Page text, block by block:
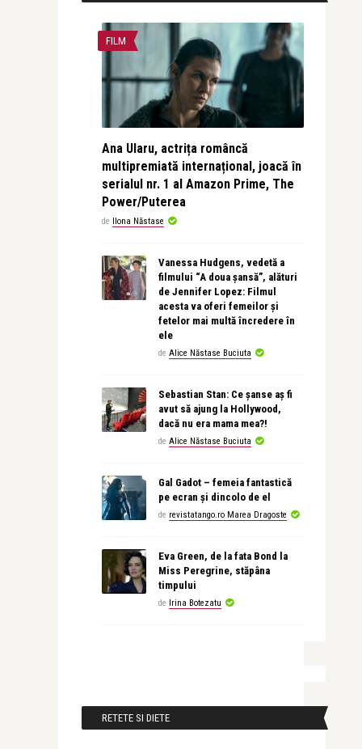
FILM
Ana Ularu, actrița româncă
multipremiată internațional, joacă în
serialul nr. 1 al Amazon Prime, The
Power/Puterea
de Ilona Năstase
Vanessa Hudgens, vedetă a
filmului “A doua șansă”, alături
de Jennifer Lopez: Filmul
acesta va oferi femeilor și
fetelor mai multă încredere în
ele
de Alice Năstase Buciuta
Sebastian Stan: Ce șanse aș fi
avut să ajung la Hollywood,
dacă nu era mama mea?!
de Alice Năstase Buciuta
Gal Gadot – femeia fantastică
pe ecran și dincolo de el
de revistatango.ro Marea Dragoste
Eva Green, de la fata Bond la
Miss Peregrine, stăpâna
timpului
de Irina Botezatu
RETETE SI DIETE